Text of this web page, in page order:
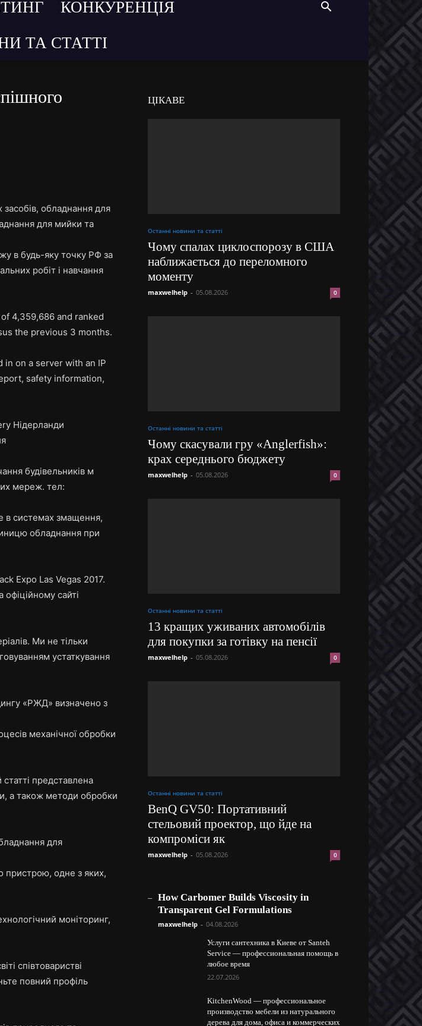
КОНКУРЕНЦІЯ
ТА СТАТТІ
обладнання для
для мийки та
в будь-яку точку РФ за
робіт і навчання
4,359,686 and ranked
the previous 3 months.
on a server with an IP
safety information,
Нідерланди
будівельників м
мереж. тел:
в системах змащення,
обладнання при
Expo Las Vegas 2017.
сайті
Ми не тільки
устаткування
«РЖД» визначено з
механічної обробки
представлена
а також методи обробки
для
пристрою, одне з яких,
моніторинг,
співтоваристві
повний профіль
ЦІКАВЕ
Останні новини та статті
Чому спалах циклоспорозу в США
наближається до переломного
моменту
maxwelhelp - 05.08.2026 0
Останні новини та статті
Чому скасували гру «Anglerfish»:
крах середнього бюджету
maxwelhelp - 05.08.2026 0
Останні новини та статті
13 кращих уживаних автомобілів
для покупки за готівку на пенсії
maxwelhelp - 05.08.2026 0
Останні новини та статті
BenQ GV50: Портативний
стельовий проектор, що йде на
компроміси як
maxwelhelp - 05.08.2026 0
How Carbomer Builds Viscosity in
Transparent Gel Formulations
maxwelhelp - 04.08.2026
Услуги сантехника в Киеве от Santeh
Service — профессиональная помощь в
любое время
22.07.2026
KitchenWood — профессиональное
производство мебели из натурального
дерева для дома, офиса и коммерческих